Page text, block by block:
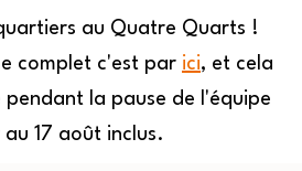
au Quatre Quarts !
complet c'est par ici, et cela
pendant la pause de l'équipe
au 17 août inclus.